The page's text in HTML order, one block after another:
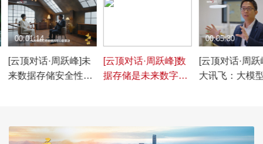
[云顶对话·周跃峰]未
来数据存储安全性的
00:01:14
[云顶对话·周跃峰]数
据存储是未来数字化
[云顶对话·周跃
大讯飞：大模
00:05:30